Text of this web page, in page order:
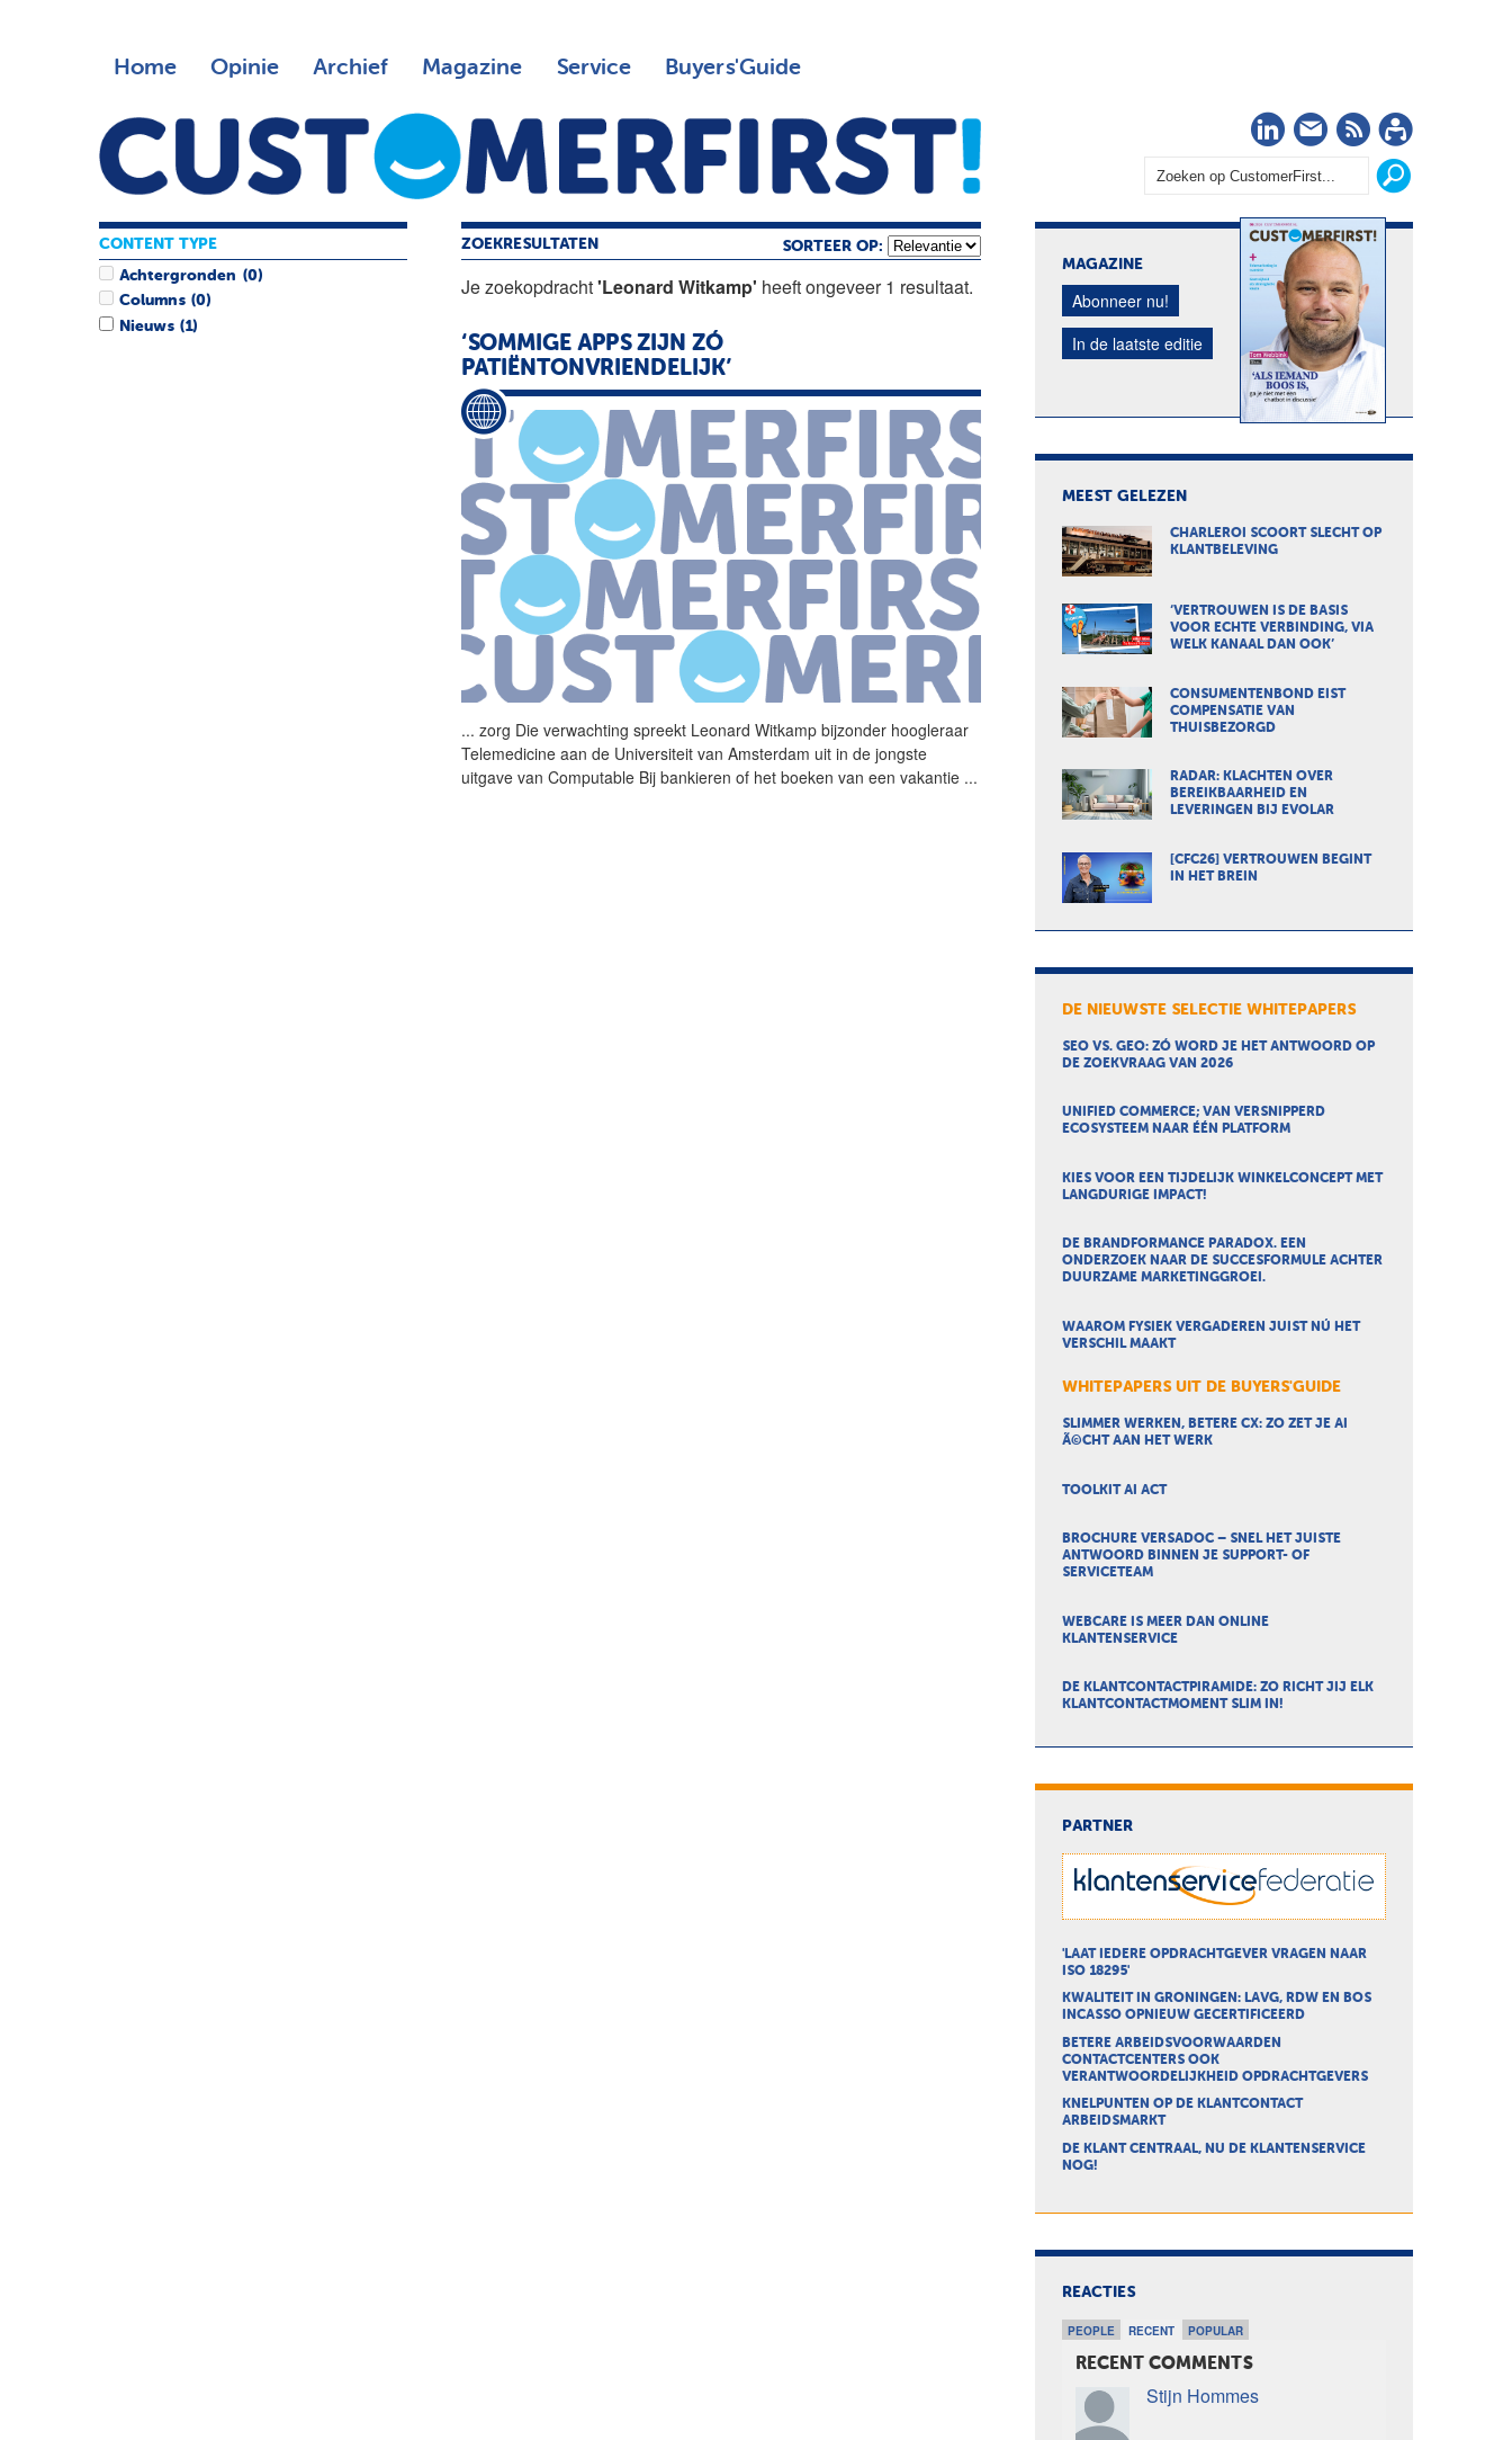
Home Opinie Archief Magazine Service Buyers'Guide
LinkedIn
Nieuwsbrief
RSS
ZOEKRESULTATEN SORTEER OP:
Je zoekopdracht'Leonard Witkamp' heeft ongeveer 1 resultaat.
‘SOMMIGE APPS ZIJN ZÓ
PATIËNTONVRIENDELIJK’
... zorg Die verwachting spreekt Leonard Witkamp bijzonder hoogleraar
Telemedicine aan de Universiteit van Amsterdam uit in de jongste
uitgave van Computable Bij bankieren of het boeken van een vakantie ...
CONTENT TYPE
Achtergronden (0)
Columns (0)
Nieuws (1)
MAGAZINE
Abonneer nu!
In de laatste editie
MEEST GELEZEN
CHARLEROI SCOORT SLECHT OP
KLANTBELEVING
‘VERTROUWEN IS DE BASIS
VOOR ECHTE VERBINDING, VIA
WELK KANAAL DAN OOK’
CONSUMENTENBOND EIST
COMPENSATIE VAN
THUISBEZORGD
RADAR: KLACHTEN OVER
BEREIKBAARHEID EN
LEVERINGEN BIJ EVOLAR
[CFC26] VERTROUWEN BEGINT
IN HET BREIN
DE NIEUWSTE SELECTIE WHITEPAPERS
SEO VS. GEO: ZÓ WORD JE HET ANTWOORD OP
DE ZOEKVRAAG VAN 2026
UNIFIED COMMERCE; VAN VERSNIPPERD
ECOSYSTEEM NAAR ÉÉN PLATFORM
KIES VOOR EEN TIJDELIJK WINKELCONCEPT MET
LANGDURIGE IMPACT!
DE BRANDFORMANCE PARADOX. EEN
ONDERZOEK NAAR DE SUCCESFORMULE ACHTER
DUURZAME MARKETINGGROEI.
WAAROM FYSIEK VERGADEREN JUIST NÚ HET
VERSCHIL MAAKT
WHITEPAPERS UIT DE BUYERS'GUIDE
SLIMMER WERKEN, BETERE CX: ZO ZET JE AI
Ã©CHT AAN HET WERK
TOOLKIT AI ACT
BROCHURE VERSADOC – SNEL HET JUISTE
ANTWOORD BINNEN JE SUPPORT- OF
SERVICETEAM
WEBCARE IS MEER DAN ONLINE
KLANTENSERVICE
DE KLANTCONTACTPIRAMIDE: ZO RICHT JIJ ELK
KLANTCONTACTMOMENT SLIM IN!
PARTNER
'LAAT IEDERE OPDRACHTGEVER VRAGEN NAAR
ISO 18295'
KWALITEIT IN GRONINGEN: LAVG, RDW EN BOS
INCASSO OPNIEUW GECERTIFICEERD
BETERE ARBEIDSVOORWAARDEN
CONTACTCENTERS OOK
VERANTWOORDELIJKHEID OPDRACHTGEVERS
KNELPUNTEN OP DE KLANTCONTACT
ARBEIDSMARKT
DE KLANT CENTRAAL, NU DE KLANTENSERVICE
NOG!
REACTIES
PEOPLE RECENT POPULAR
RECENT COMMENTS
Stijn Hommes